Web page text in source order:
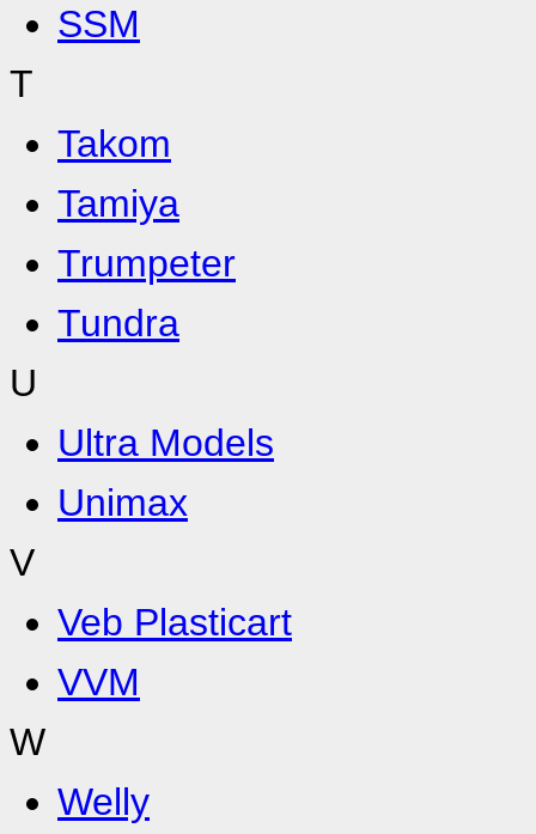
SSM
T
Takom
Tamiya
Trumpeter
Tundra
U
Ultra Models
Unimax
V
Veb Plasticart
VVM
W
Welly